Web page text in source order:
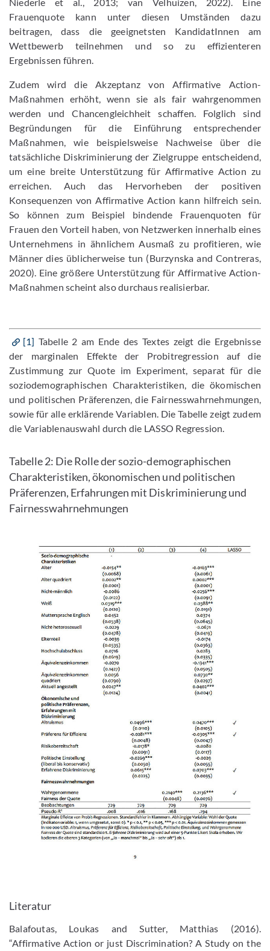
Frauenquote kann unter diesen Umständen dazu
beitragen, dass die geeignetsten KandidatInnen am
Wettbewerb teilnehmen und so zu effizienteren
Ergebnissen führen.
Zudem wird die Akzeptanz von Affirmative Action-
Maßnahmen erhöht, wenn sie als fair wahrgenommen
werden und Chancengleichheit schaffen. Folglich sind
Begründungen für die Einführung entsprechender
Maßnahmen, wie beispielsweise Nachweise über die
tatsächliche Diskriminierung der Zielgruppe entscheidend,
um eine breite Unterstützung für Affirmative Action zu
erreichen. Auch das Hervorheben der positiven
Konsequenzen von Affirmative Action kann hilfreich sein.
So können zum Beispiel bindende Frauenquoten für
Frauen den Vorteil haben, von Netzwerken innerhalb eines
Unternehmens in ähnlichem Ausmaß zu profitieren, wie
Männer dies üblicherweise tun (Burzynska and Contreras,
2020). Eine größere Unterstützung für Affirmative Action-
Maßnahmen scheint also durchaus realisierbar.
[1] Tabelle 2 am Ende des Textes zeigt die Ergebnisse
der marginalen Effekte der Probitregression auf die
Zustimmung zur Quote im Experiment, separat für die
soziodemographischen Charakteristiken, die ökomischen
und politischen Präferenzen, die Fairnesswahrnehmungen,
sowie für alle erklärende Variablen. Die Tabelle zeigt zudem
die Variablenauswahl durch die LASSO Regression.
Tabelle 2: Die Rolle der sozio-demographischen
Charakteristiken, ökonomischen und politischen
Präferenzen, Erfahrungen mit Diskriminierung und
Fairnesswahrnehmungen
Literatur
Balafoutas, Loukas and Sutter, Matthias (2016).
“Affirmative Action or just Discrimination? A Study on the